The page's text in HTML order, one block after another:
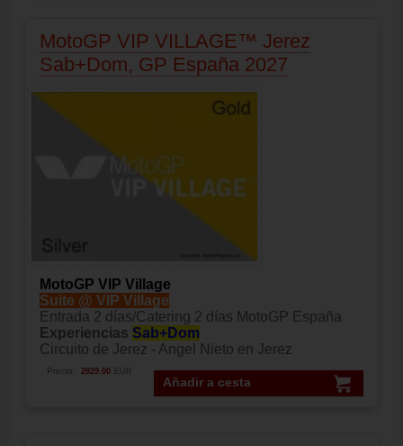
MotoGP VIP VILLAGE™ Jerez
Sab+Dom, GP España 2027
MotoGP VIP Village
Suite @ VIP Village
Entrada 2 días/Catering 2 días MotoGP España
Experiencias Sab+Dom
Circuito de Jerez - Angel Nieto en Jerez
Añadir a cesta
Precio: 2829.00 EUR